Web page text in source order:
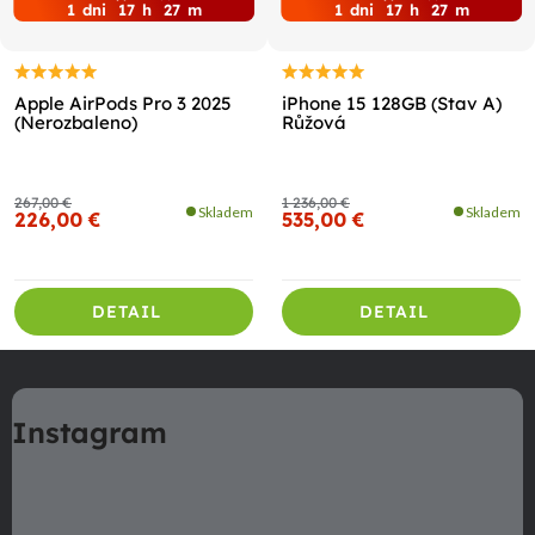
1 dni 17 h 27 m
Apple AirPods Pro 3 2025
(Nerozbaleno)
267,00 €
226,00 € Skladem
DETAIL
1 dni 17 h 27 m
iPhone 15 128GB (Stav A)
Růžová
1 236,00 €
535,00 € Skladem
DETAIL
á
pInstagram